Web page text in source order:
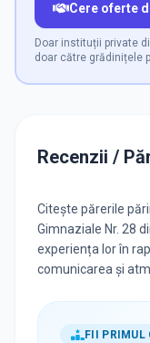
Cere oferte
Doar instituții private
doar către grădinițele
Recenzii /
Citește părerile
Gimnaziale Nr. 28
experiența lor în
comunicarea și
FII PRIMUL